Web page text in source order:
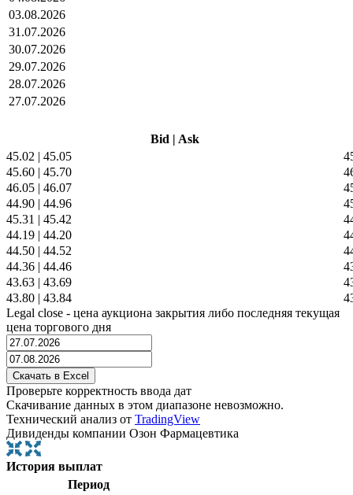
03.08.2026
31.07.2026
30.07.2026
29.07.2026
28.07.2026
27.07.2026
Bid | Ask
45.02 | 45.05
45.60 | 45.70
46.05 | 46.07
44.90 | 44.96
45.31 | 45.42
44.19 | 44.20
44.50 | 44.52
44.36 | 44.46
43.63 | 43.69
43.80 | 43.84
Legal close - цена аукциона закрытия либо последняя текущая
цена торгового дня
Проверьте корректность ввода дат
Скачивание данных в этом диапазоне невозможно.
Технический анализ от TradingView
Дивиденды компании Озон Фармацевтика
История выплат
Период